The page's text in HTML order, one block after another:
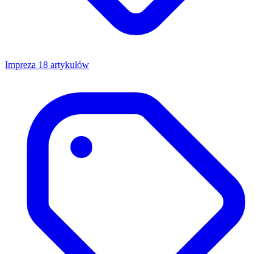
Impreza 18 artykułów